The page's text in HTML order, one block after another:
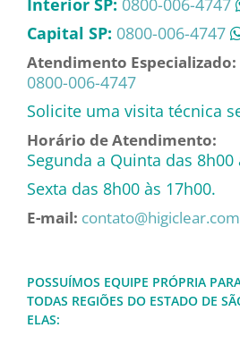
Interior SP: 0800-006-4747
Capital SP: 0800-006-4747
Atendimento Especializado:
0800-006-4747
Solicite uma visita técnica
Horário de Atendimento:
Segunda a Quinta das 8h00
Sexta das 8h00 às 17h00.
E-mail:
POSSUÍMOS EQUIPE PRÓPRIA
TODAS REGIÕES DO ESTADO DE
ELAS: